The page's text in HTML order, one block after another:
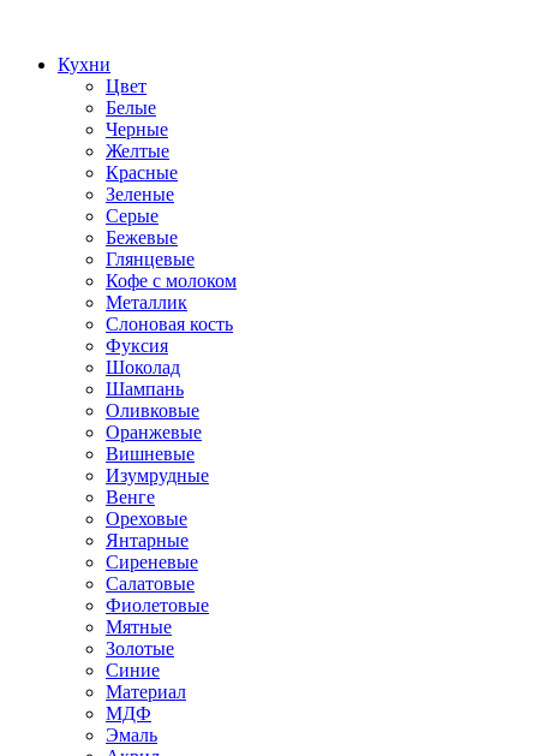
Кухни
Цвет
Белые
Черные
Желтые
Красные
Зеленые
Серые
Бежевые
Глянцевые
Кофе с молоком
Металлик
Слоновая кость
Фуксия
Шоколад
Шампань
Оливковые
Оранжевые
Вишневые
Изумрудные
Венге
Ореховые
Янтарные
Сиреневые
Салатовые
Фиолетовые
Мятные
Золотые
Синие
Материал
МДФ
Эмаль